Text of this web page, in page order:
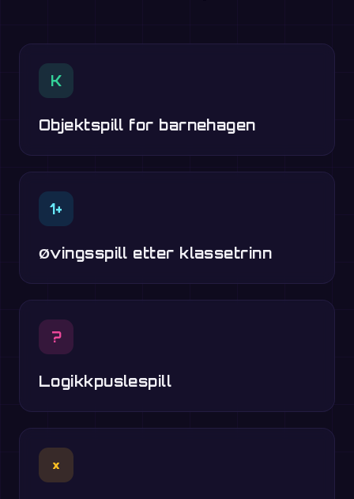
K
Objektspill for barnehagen
1+
Øvingsspill etter klassetrinn
?
Logikkpuslespill
×